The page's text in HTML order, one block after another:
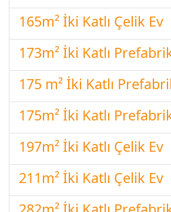
165m² İki Katlı Çelik Ev
173m² İki Katlı
175 m² İki Katlı
175m² İki Katlı
197m² İki Katlı Çelik Ev
211m² İki Katlı Çelik Ev